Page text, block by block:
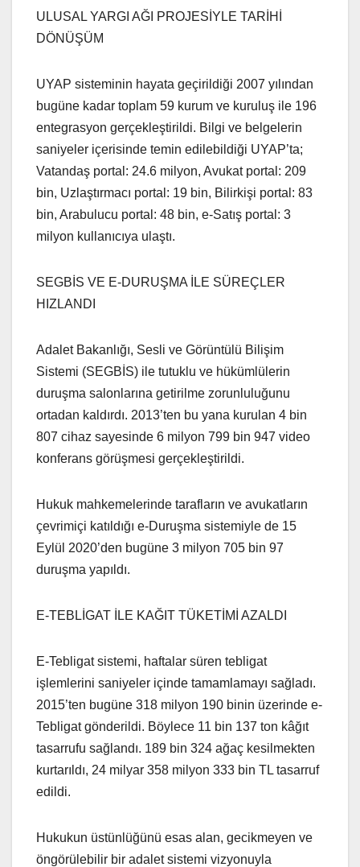
ULUSAL YARGI AĞI PROJESİYLE TARİHİ
DÖNÜŞÜM
UYAP sisteminin hayata geçirildiği 2007 yılından
bugüne kadar toplam 59 kurum ve kuruluş ile 196
entegrasyon gerçekleştirildi. Bilgi ve belgelerin
saniyeler içerisinde temin edilebildiği UYAP’ta;
Vatandaş portal: 24.6 milyon, Avukat portal: 209
bin, Uzlaştırmacı portal: 19 bin, Bilirkişi portal: 83
bin, Arabulucu portal: 48 bin, e-Satış portal: 3
milyon kullanıcıya ulaştı.
SEGBİS VE E-DURUŞMA İLE SÜREÇLER
HIZLANDI
Adalet Bakanlığı, Sesli ve Görüntülü Bilişim
Sistemi (SEGBİS) ile tutuklu ve hükümlülerin
duruşma salonlarına getirilme zorunluluğunu
ortadan kaldırdı. 2013’ten bu yana kurulan 4 bin
807 cihaz sayesinde 6 milyon 799 bin 947 video
konferans görüşmesi gerçekleştirildi.
Hukuk mahkemelerinde tarafların ve avukatların
çevrimiçi katıldığı e-Duruşma sistemiyle de 15
Eylül 2020’den bugüne 3 milyon 705 bin 97
duruşma yapıldı.
E-TEBLİGAT İLE KAĞIT TÜKETİMİ AZALDI
E-Tebligat sistemi, haftalar süren tebligat
işlemlerini saniyeler içinde tamamlamayı sağladı.
2015’ten bugüne 318 milyon 190 binin üzerinde e-
Tebligat gönderildi. Böylece 11 bin 137 ton kâğıt
tasarrufu sağlandı. 189 bin 324 ağaç kesilmekten
kurtarıldı, 24 milyar 358 milyon 333 bin TL tasarruf
edildi.
Hukukun üstünlüğünü esas alan, gecikmeyen ve
öngörülebilir bir adalet sistemi vizyonuyla